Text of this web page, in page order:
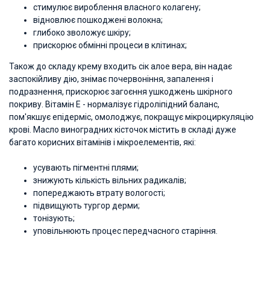
стимулює вироблення власного колагену;
відновлює пошкоджені волокна;
глибоко зволожує шкіру;
прискорює обмінні процеси в клітинах;
Також до складу крему входить сік алое вера, він надає
заспокійливу дію, знімає почервоніння, запалення і
подразнення, прискорює загоєння ушкоджень шкірного
покриву. Вітамін Е - нормалізує гідроліпідний баланс,
пом'якшує епідерміс, омолоджує, покращує мікроциркуляцію
крові. Масло виноградних кісточок містить в складі дуже
багато корисних вітамінів і мікроелементів, які:
усувають пігментні плями;
знижують кількість вільних радикалів;
попереджають втрату вологості;
підвищують тургор дерми;
тонізують;
уповільнюють процес передчасного старіння.